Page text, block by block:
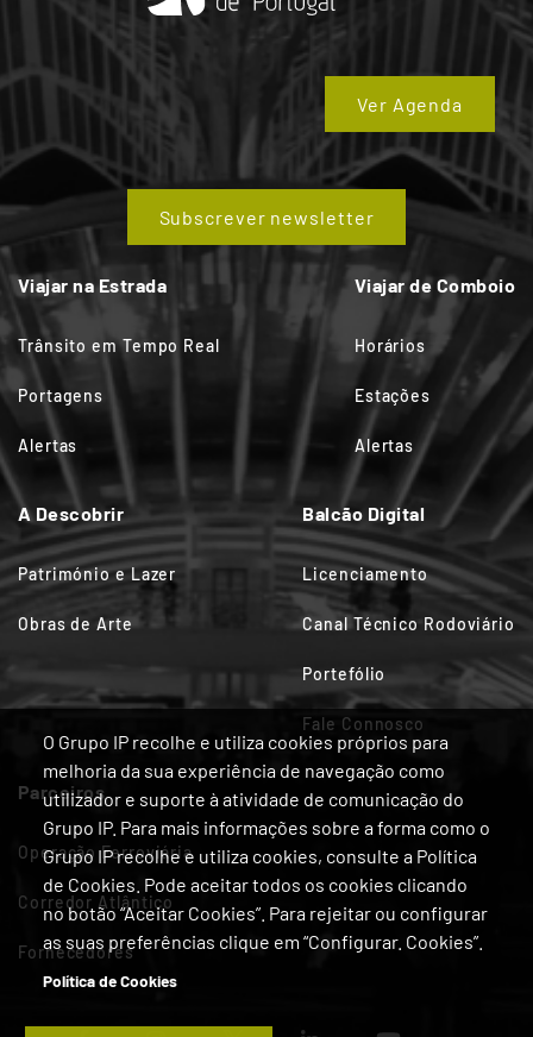
O Grupo IP recolhe e utiliza cookies próprios para
melhoria da sua experiência de navegação como
utilizador e suporte à atividade de comunicação do
Grupo IP. Para mais informações sobre a forma como o
Grupo IP recolhe e utiliza cookies, consulte a Política
de Cookies. Pode aceitar todos os cookies clicando
no botão “Aceitar Cookies”. Para rejeitar ou configurar
as suas preferências clique em “Configurar. Cookies”.
Política de Cookies
Ver Agenda
Subscrever newsletter
Viajar na Estrada
Trânsito em Tempo Real
Portagens
Alertas
Viajar de Comboio
Horários
Estações
Alertas
A Descobrir
Património e Lazer
Obras de Arte
Balcão Digital
Licenciamento
Canal Técnico Rodoviário
Portefólio
Fale Connosco
Parceiros
Operação Ferroviária
Corredor Atlântico
Fornecedores